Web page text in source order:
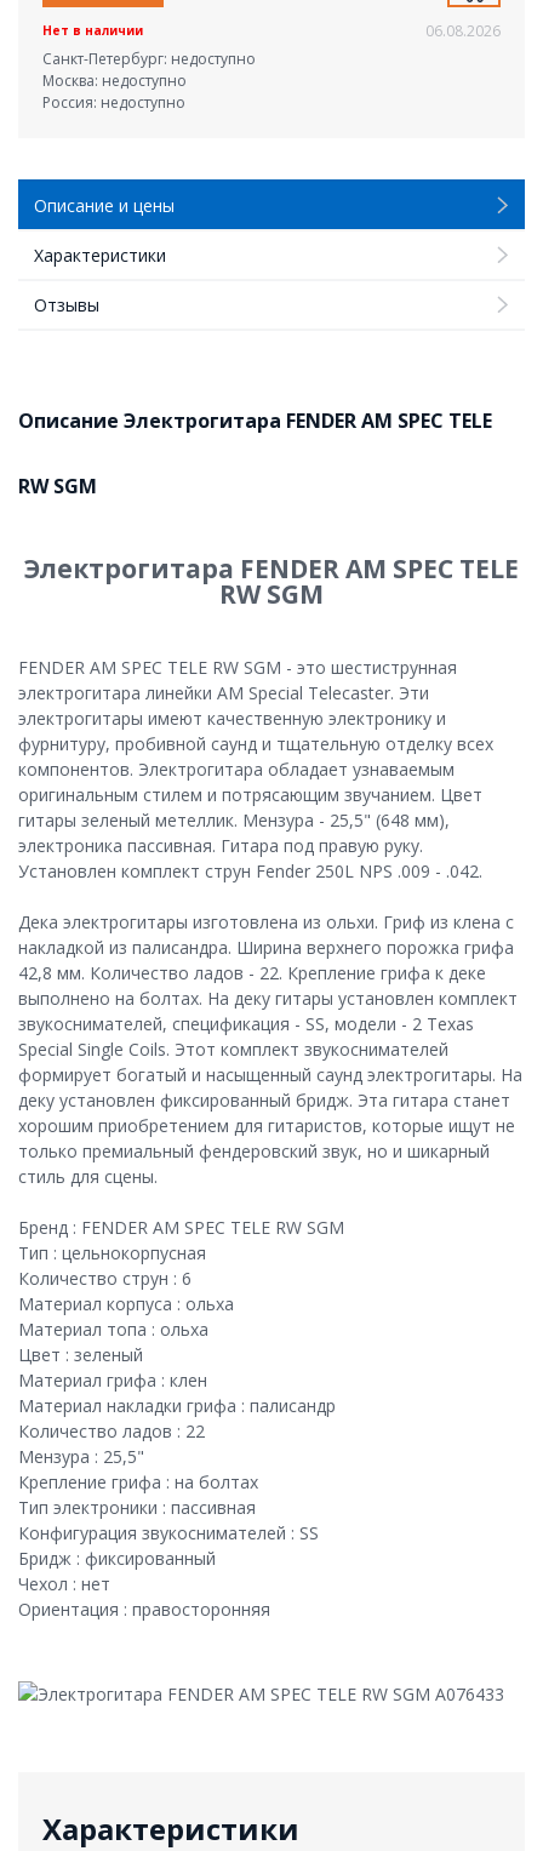
Нет в наличии
06.08.2026
Санкт-Петербург: недоступно
Москва: недоступно
Россия: недоступно
Описание и цены
Характеристики
Отзывы
Описание Электрогитара FENDER AM SPEC TELE
RW SGM
Электрогитара FENDER AM SPEC TELE
RW SGM
FENDER AM SPEC TELE RW SGM - это шестиструнная
электрогитара линейки AM Special Telecaster. Эти
электрогитары имеют качественную электронику и
фурнитуру, пробивной саунд и тщательную отделку всех
компонентов. Электрогитара обладает узнаваемым
оригинальным стилем и потрясающим звучанием. Цвет
гитары зеленый метеллик. Мензура - 25,5" (648 мм),
электроника пассивная. Гитара под правую руку.
Установлен комплект струн Fender 250L NPS .009 - .042.
Дека электрогитары изготовлена из ольхи. Гриф из клена с
накладкой из палисандра. Ширина верхнего порожка грифа
42,8 мм. Количество ладов - 22. Крепление грифа к деке
выполнено на болтах. На деку гитары установлен комплект
звукоснимателей, спецификация - SS, модели - 2 Texas
Special Single Coils. Этот комплект звукоснимателей
формирует богатый и насыщенный саунд электрогитары. На
деку установлен фиксированный бридж. Эта гитара станет
хорошим приобретением для гитаристов, которые ищут не
только премиальный фендеровский звук, но и шикарный
стиль для сцены.
Бренд : FENDER AM SPEC TELE RW SGM
Тип : цельнокорпусная
Количество струн : 6
Материал корпуса : ольха
Материал топа : ольха
Цвет : зеленый
Материал грифа : клен
Материал накладки грифа : палисандр
Количество ладов : 22
Мензура : 25,5"
Крепление грифа : на болтах
Тип электроники : пассивная
Конфигурация звукоснимателей : SS
Бридж : фиксированный
Чехол : нет
Ориентация : правосторонняя
Характеристики